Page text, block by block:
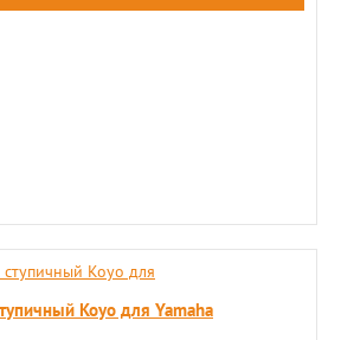
Koyo для Yamaha